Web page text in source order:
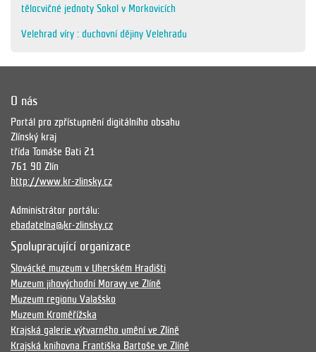
tělocvičné jednoty Sokol v Morkovicích
Velehrad víry : duchovní dějiny Velehradu
O nás
Portál pro zpřístupnění digitálního obsahu
Zlínský kraj
třída Tomáše Bati 21
761 90 Zlín
http://www.kr-zlinsky.cz
Administrátor portálu:
ebadatelna@kr-zlinsky.cz
Spolupracující organizace
Slovácké muzeum v Uherském Hradišti
Muzeum jihovýchodní Moravy ve Zlíně
Muzeum regionu Valašsko
Muzeum Kroměřížska
Krajská galerie výtvarného umění ve Zlíně
Krajská knihovna Františka Bartoše ve Zlíně